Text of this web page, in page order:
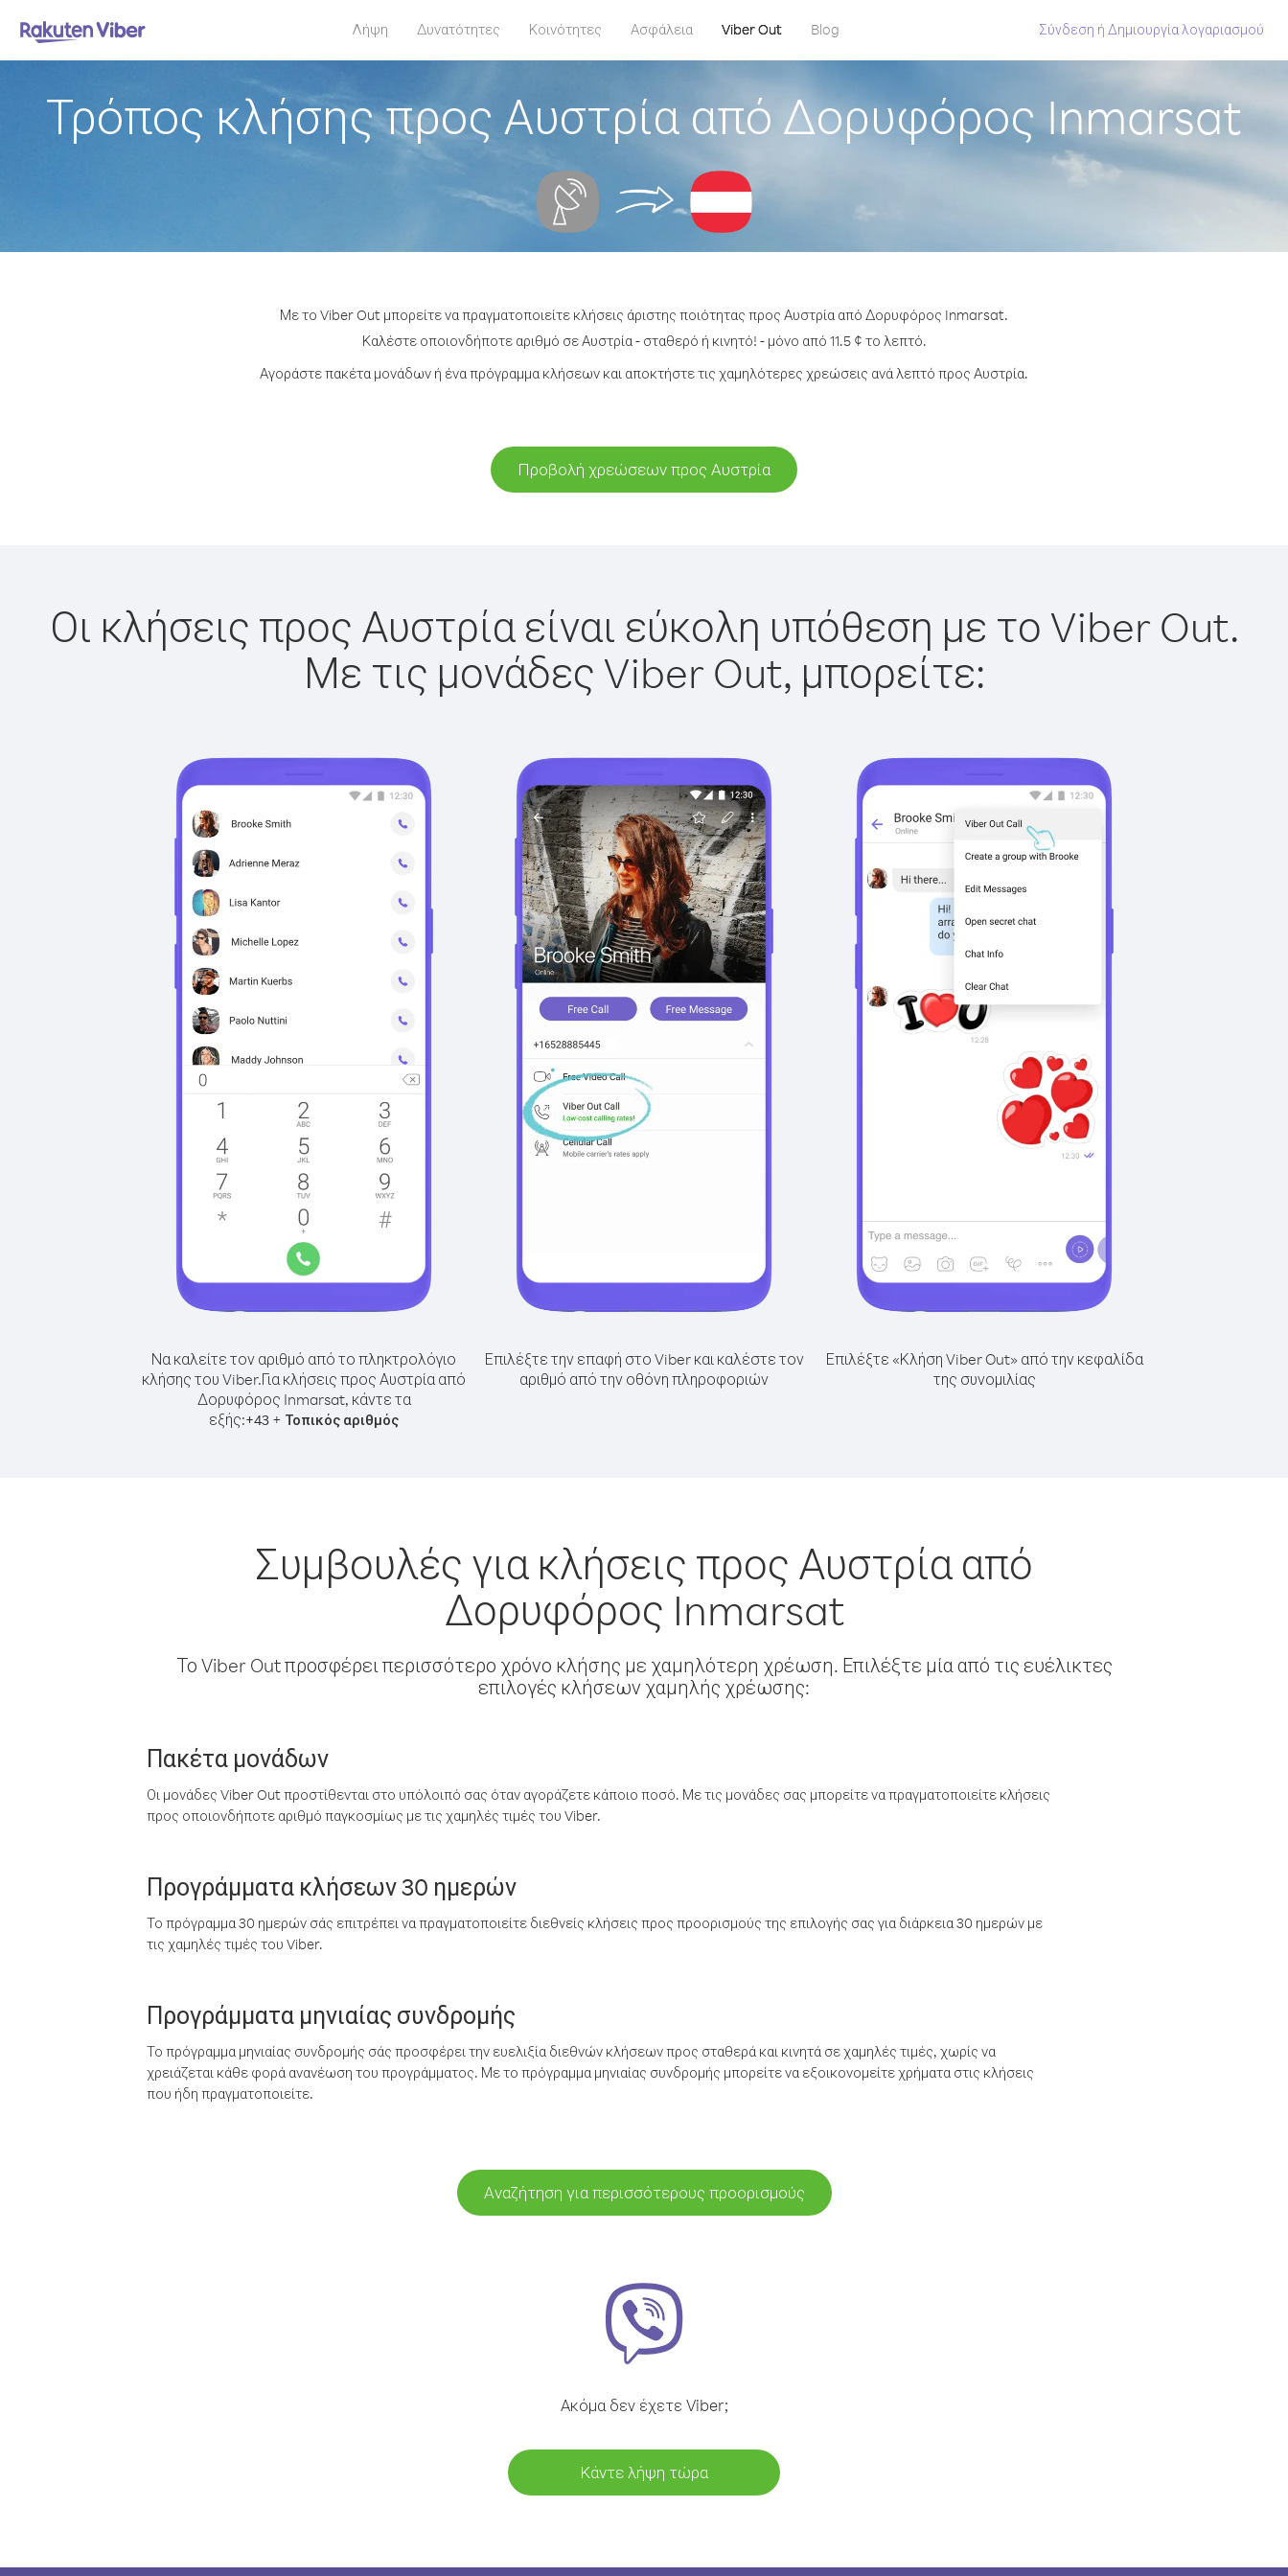
Λήψη Δυνατότητες Κοινότητες Ασφάλεια Viber Out Blog Σύνδεση ή Δημιουργία λογαριασμού
Τρόπος κλήσης προς Αυστρία από Δορυφόρος Inmarsat
Με το Viber Out μπορείτε να πραγματοποιείτε κλήσεις άριστης ποιότητας προς Αυστρία από Δορυφόρος Inmarsat.
Καλέστε οποιονδήποτε αριθμό σε Αυστρία - σταθερό ή κινητό! - μόνο από 11.5 ¢ το λεπτό.
Αγοράστε πακέτα μονάδων ή ένα πρόγραμμα κλήσεων και αποκτήστε τις χαμηλότερες χρεώσεις ανά λεπτό προς Αυστρία.
Προβολή χρεώσεων προς Αυστρία
Οι κλήσεις προς Αυστρία είναι εύκολη υπόθεση με το Viber Out.
Με τις μονάδες Viber Out, μπορείτε:
Να καλείτε τον αριθμό από το πληκτρολόγιο
κλήσης του Viber.Για κλήσεις προς Αυστρία από
Δορυφόρος Inmarsat, κάντε τα
εξής:+43 + Τοπικός αριθμός
Επιλέξτε την επαφή στο Viber και καλέστε τον
αριθμό από την οθόνη πληροφοριών
Επιλέξτε «Κλήση Viber Out» από την κεφαλίδα
της συνομιλίας
Συμβουλές για κλήσεις προς Αυστρία από
Δορυφόρος Inmarsat
Το Viber Out προσφέρει περισσότερο χρόνο κλήσης με χαμηλότερη χρέωση. Επιλέξτε μία από τις ευέλικτες
επιλογές κλήσεων χαμηλής χρέωσης:
Πακέτα μονάδων
Οι μονάδες Viber Out προστίθενται στο υπόλοιπό σας όταν αγοράζετε κάποιο ποσό. Με τις μονάδες σας μπορείτε να πραγματοποιείτε κλήσεις
προς οποιονδήποτε αριθμό παγκοσμίως με τις χαμηλές τιμές του Viber.
Προγράμματα κλήσεων 30 ημερών
Το πρόγραμμα 30 ημερών σάς επιτρέπει να πραγματοποιείτε διεθνείς κλήσεις προς προορισμούς της επιλογής σας για διάρκεια 30 ημερών με
τις χαμηλές τιμές του Viber.
Προγράμματα μηνιαίας συνδρομής
Το πρόγραμμα μηνιαίας συνδρομής σάς προσφέρει την ευελιξία διεθνών κλήσεων προς σταθερά και κινητά σε χαμηλές τιμές, χωρίς να
χρειάζεται κάθε φορά ανανέωση του προγράμματος. Με το πρόγραμμα μηνιαίας συνδρομής μπορείτε να εξοικονομείτε χρήματα στις κλήσεις
που ήδη πραγματοποιείτε.
Αναζήτηση για περισσότερους προορισμούς
Ακόμα δεν έχετε Viber;
Κάντε λήψη τώρα